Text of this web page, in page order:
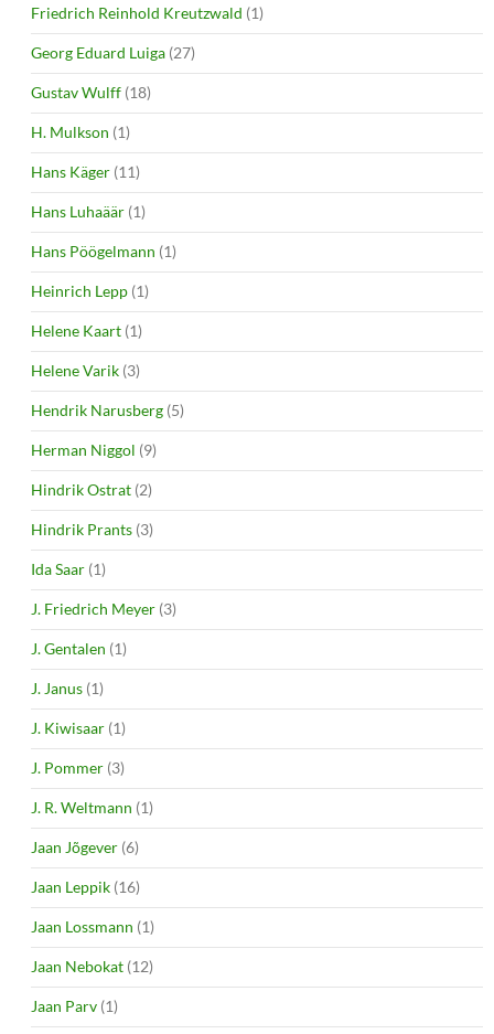
Friedrich Reinhold Kreutzwald (1)
Georg Eduard Luiga (27)
Gustav Wulff (18)
H. Mulkson (1)
Hans Käger (11)
Hans Luhaäär (1)
Hans Pöögelmann (1)
Heinrich Lepp (1)
Helene Kaart (1)
Helene Varik (3)
Hendrik Narusberg (5)
Herman Niggol (9)
Hindrik Ostrat (2)
Hindrik Prants (3)
Ida Saar (1)
J. Friedrich Meyer (3)
J. Gentalen (1)
J. Janus (1)
J. Kiwisaar (1)
J. Pommer (3)
J. R. Weltmann (1)
Jaan Jõgever (6)
Jaan Leppik (16)
Jaan Lossmann (1)
Jaan Nebokat (12)
Jaan Parv (1)